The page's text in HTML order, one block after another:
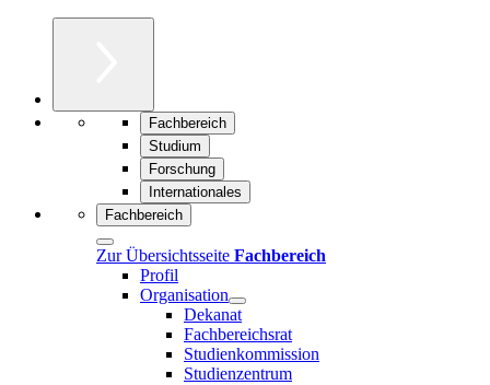
Fachbereich
Studium
Forschung
Internationales
Fachbereich
Zur Übersichtsseite Fachbereich
Profil
Organisation
Dekanat
Fachbereichsrat
Studienkommission
Studienzentrum